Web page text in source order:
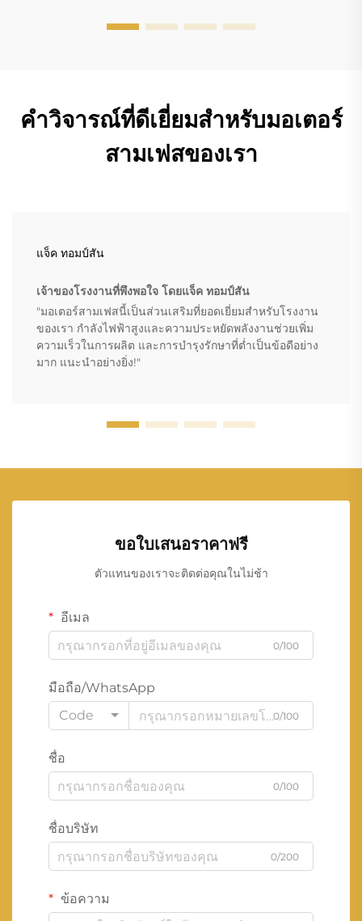
คำวิจารณ์ที่ดีเยี่ยมสำหรับมอเตอร์
สามเฟสของเรา
แจ็ค ทอมป์สัน
เจ้าของโรงงานที่พึงพอใจ โดยแจ็ค ทอมป์สัน
"มอเตอร์สามเฟสนี้เป็นส่วนเสริมที่ยอดเยี่ยมสำหรับโรงงาน
ของเรา กำลังไฟฟ้าสูงและความประหยัดพลังงานช่วยเพิ่ม
ความเร็วในการผลิต และการบำรุงรักษาที่ต่ำเป็นข้อดีอย่าง
มาก แนะนำอย่างยิ่ง!"
ขอใบเสนอราคาฟรี
ตัวแทนของเราจะติดต่อคุณในไม่ช้า
อีเมล
0/100
มือถือ/WhatsApp
Code
0/100
ชื่อ
0/100
ชื่อบริษัท
0/200
ข้อความ